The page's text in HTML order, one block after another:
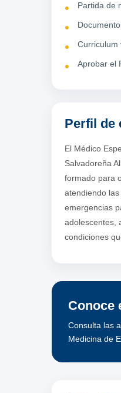
Partida de
Curriculum
Aprobar el
Perfil de
El Médico
Salvadoreña
formado para
atendiendo
emergencias
adolescentes,
condiciones
Conoce
Consulta las
Medicina de